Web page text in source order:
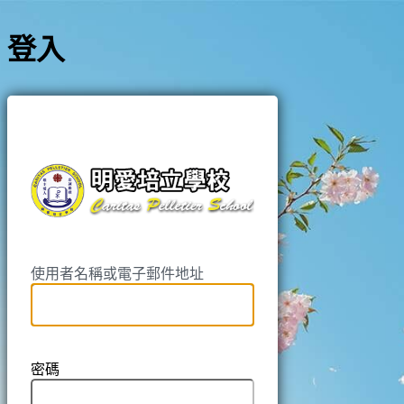
登入
https://
使用者名稱或電子郵件地址
密碼